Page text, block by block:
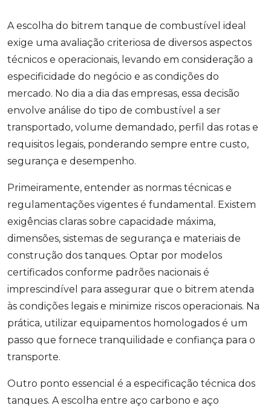
A escolha do bitrem tanque de combustível ideal
exige uma avaliação criteriosa de diversos aspectos
técnicos e operacionais, levando em consideração a
especificidade do negócio e as condições do
mercado. No dia a dia das empresas, essa decisão
envolve análise do tipo de combustível a ser
transportado, volume demandado, perfil das rotas e
requisitos legais, ponderando sempre entre custo,
segurança e desempenho.
Primeiramente, entender as normas técnicas e
regulamentações vigentes é fundamental. Existem
exigências claras sobre capacidade máxima,
dimensões, sistemas de segurança e materiais de
construção dos tanques. Optar por modelos
certificados conforme padrões nacionais é
imprescindível para assegurar que o bitrem atenda
às condições legais e minimize riscos operacionais. Na
prática, utilizar equipamentos homologados é um
passo que fornece tranquilidade e confiança para o
transporte.
Outro ponto essencial é a especificação técnica dos
tanques. A escolha entre aço carbono e aço